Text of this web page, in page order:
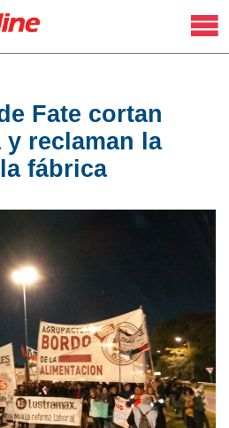
Fate cortan
y reclaman la
fábrica